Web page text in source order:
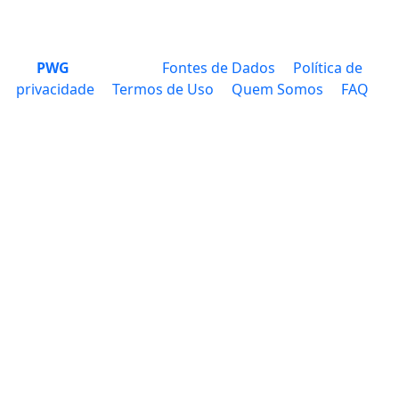
PWG Fontes de Dados
Política de
privacidade
Termos de Uso Quem Somos FAQ